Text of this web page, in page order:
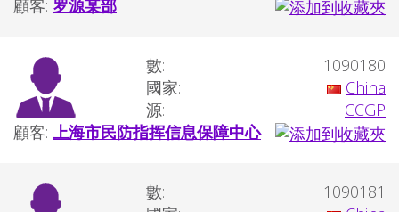
顧客: 罗源某部
數:
1090180
國家:
China
源:
CCGP
顧客: 上海市民防指挥信息保障中心
數:
1090181